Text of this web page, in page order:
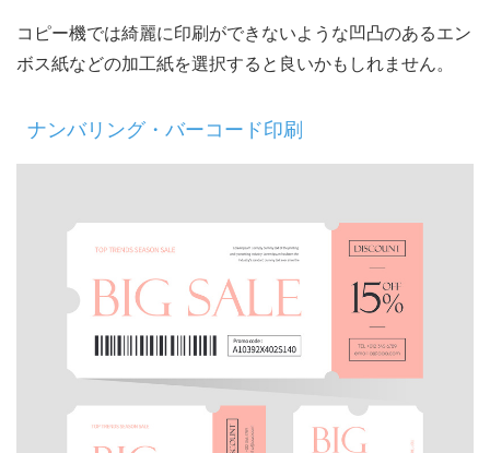
コピー機では綺麗に印刷ができないような凹凸のあるエン
ボス紙などの加工紙を選択すると良いかもしれません。
ナンバリング・バーコード印刷